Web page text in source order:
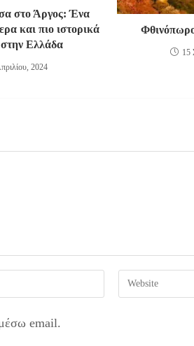
στο Άργος: Ένα
και πιο ιστορικά
Ελλάδα
2024
15
Enter
your
email.